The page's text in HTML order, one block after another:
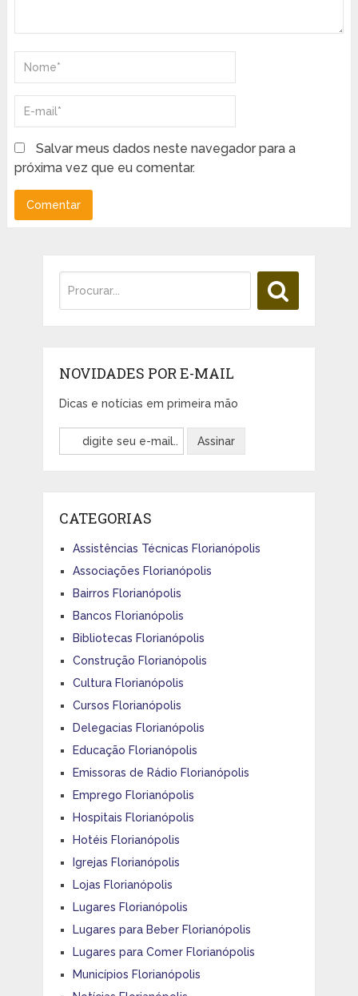
Salvar meus dados neste navegador para a
próxima vez que eu comentar.
NOVIDADES POR E-MAIL
Dicas e notícias em primeira mão
CATEGORIAS
Assistências Técnicas Florianópolis
Associações Florianópolis
Bairros Florianópolis
Bancos Florianópolis
Bibliotecas Florianópolis
Construção Florianópolis
Cultura Florianópolis
Cursos Florianópolis
Delegacias Florianópolis
Educação Florianópolis
Emissoras de Rádio Florianópolis
Emprego Florianópolis
Hospitais Florianópolis
Hotéis Florianópolis
Igrejas Florianópolis
Lojas Florianópolis
Lugares Florianópolis
Lugares para Beber Florianópolis
Lugares para Comer Florianópolis
Municípios Florianópolis